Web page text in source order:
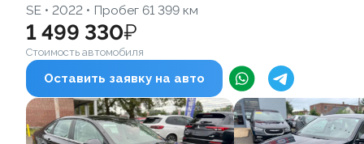
SE • 2022 • Пробег 61 399 км
1 499 330₽
Стоимость автомобиля
Оставить заявку на авто